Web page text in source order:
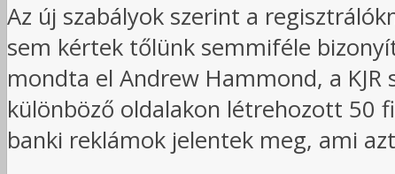
Az új szabályok szerint a
sem kértek tőlünk semmiféle
mondta el Andrew Hammond, a
különböző oldalakon létrehozott 50
banki reklámok jelentek meg, ami